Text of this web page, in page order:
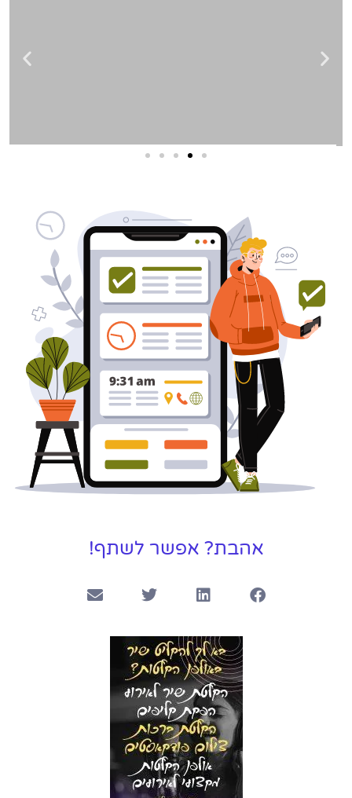
בעל/ת עסק? סוכנות ניהול מוניטין
לקידום, שיווק ופרסום באינטרנט
כאן עבורך!
לפרטים
אהבת? אפשר לשתף!